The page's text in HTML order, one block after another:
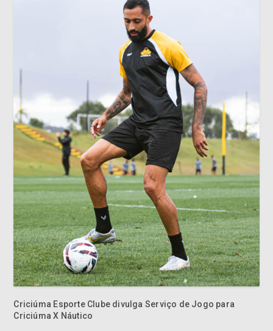
Criciúma Esporte Clube divulga Serviço de Jogo para
Criciúma X Náutico